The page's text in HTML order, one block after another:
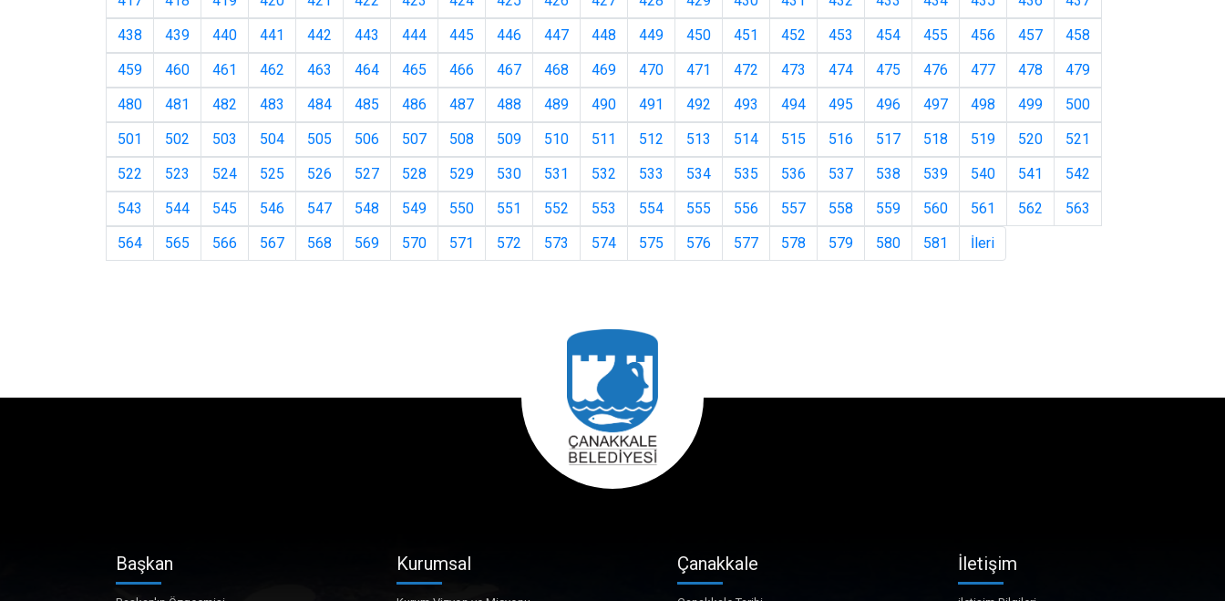
438
439 440 441 442 443 444 445 446 447 448 449 450 451 452 453 454 455 456 457
458
459
460 461 462 463 464 465 466 467 468 469 470 471 472 473 474 475 476 477 478
479
480
481 482 483 484 485 486 487 488 489 490 491 492 493 494 495 496 497 498 499
500
501
502 503 504 505 506 507 508 509 510 511 512 513 514 515 516 517 518 519 520
521
522
523 524 525 526 527 528 529 530 531 532 533 534 535 536 537 538 539 540 541
542
543
544 545 546 547 548 549 550 551 552 553 554 555 556 557 558 559 560 561 562
563
564
565 566 567 568 569 570 571 572 573 574 575 576 577 578 579 580 581 İleri
Başkan Kurumsal Çanakkale İletişim